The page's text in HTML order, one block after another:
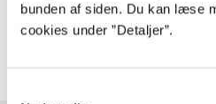
bunden af siden. Du kan læse
cookies under ”Detaljer”.
Artiklerne i handler ofte om